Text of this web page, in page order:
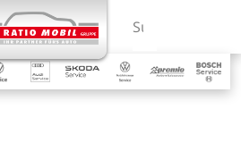
Suchbegriff